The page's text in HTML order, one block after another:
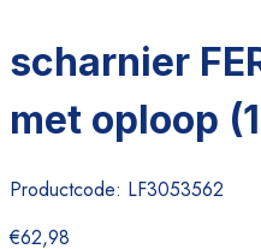
scharnier
met oploop
Productcode: LF3053562
€62,98